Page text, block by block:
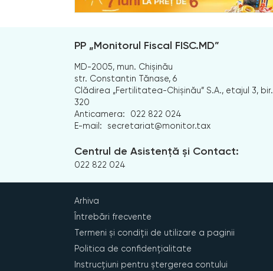
PP „Monitorul Fiscal FISC.MD”
MD-2005, mun. Chișinău
str. Constantin Tănase, 6
Clădirea „Fertilitatea-Chișinău” S.A., etajul 3, bir.
320
Anticamera:
022 822 024
E-mail:
secretariat@monitor.tax
Centrul de Asistență și Contact:
022 822 024
Arhiva
Întrebări frecvente
Termeni și condiții de utilizare a paginii
Politica de confidențialitate
Instrucțiuni pentru ștergerea contului